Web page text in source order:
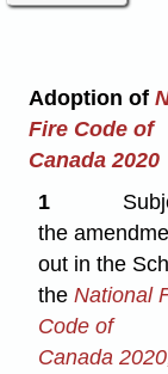
Adoption of
Fire Code of
Canada 2020
1
the
out in the
theNational
Code of
Canada